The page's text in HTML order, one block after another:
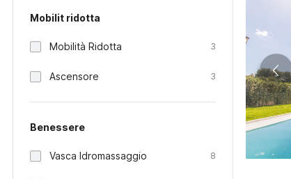
Mobilit ridotta
Mobilità Ridotta 3
Ascensore 3
Benessere
Vasca Idromassaggio 8